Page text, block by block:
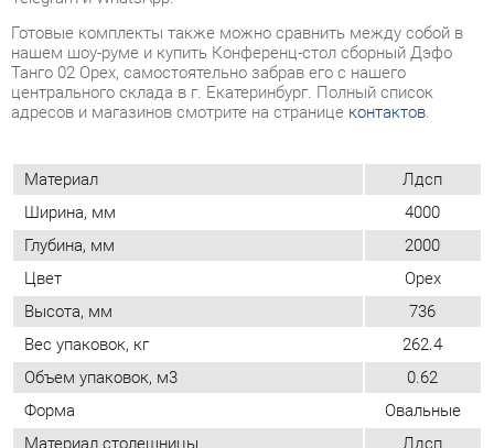
Материал
Лдсп
Ширина, мм
4000
Глубина, мм
2000
Высота, мм
736
Вес упаковок, кг
262.4
Объем упаковок, м3
0.62
Форма
Овальные
Материал столешницы
Лдсп
Опора
Ножки
Для двоих (бэнч стол)
Нет
Размер
Большой
Надстройка
Нет